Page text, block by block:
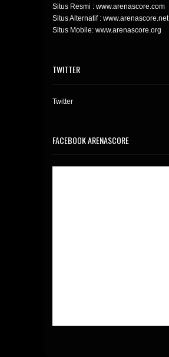
Situs Resmi : www.arenascore.com
Situs Alternatif : www.arenascore.net
Situs Mobile: www.arenascore.org
TWITTER
Twitter
FACEBOOK ARENASCORE